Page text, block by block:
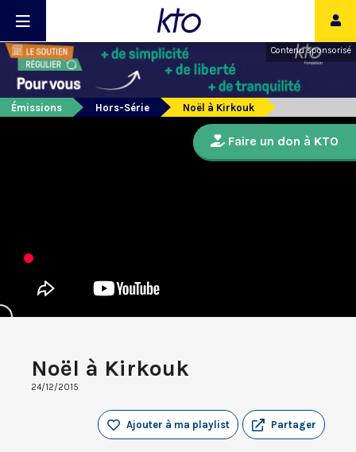
Contenu sponsorisé
Émissions Hors-Série Noël à Kirkouk
Noël à Kirkouk
24/12/2015
Partager
Ajouter à ma playlist
Faire un don à KTO